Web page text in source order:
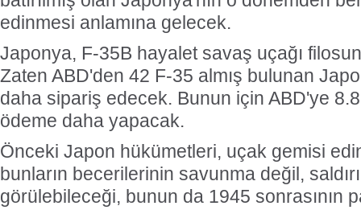
edinmesi anlamına gelecek.
Japonya, F-35B hayalet savaş uçağı
Zaten ABD'den 42 F-35 almış bulunan
daha sipariş edecek. Bunun için ABD'ye
ödeme daha yapacak.
Önceki Japon hükümetleri, uçak gemisi
bunların becerilerinin savunma değil,
görülebileceği, bunun da 1945 sonrasının